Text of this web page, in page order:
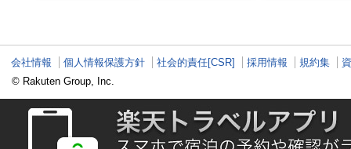
会社情報 個人情報保護方針 社会的責任[CSR] 採用情報 規約集
© Rakuten Group, Inc.